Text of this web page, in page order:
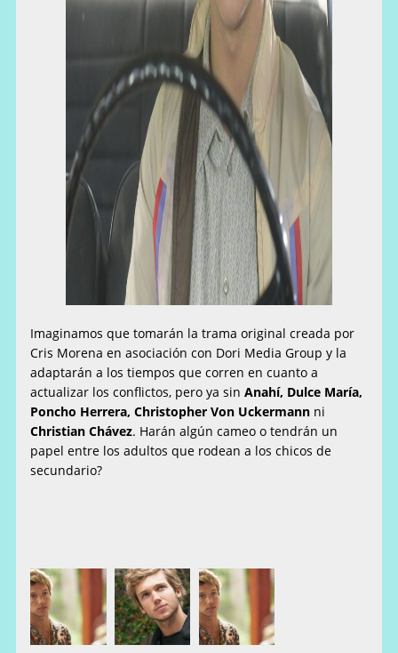
Imaginamos que tomarán la trama original creada por
Cris Morena en asociación con Dori Media Group y la
adaptarán a los tiempos que corren en cuanto a
actualizar los conflictos, pero ya sinAnahí, Dulce María,
Poncho Herrera, Christopher Von Uckermann ni
Christian Chávez. Harán algún cameo o tendrán un
papel entre los adultos que rodean a los chicos de
secundario?